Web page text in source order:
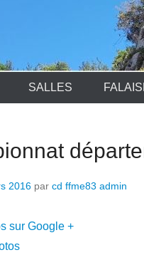
SALLES
2016 par cd ffme83 admin
sur Google +